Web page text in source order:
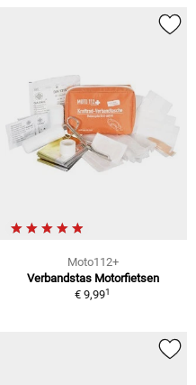
Moto112+
Verbandstas Motorfietsen
€ 9,991